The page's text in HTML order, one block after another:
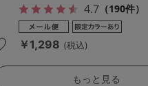
4.7 （190件）
￥1,298 (税込)
もっと見る